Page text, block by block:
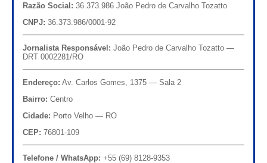
Razão Social: 36.373.986 João Pedro de Carvalho Tozatto
CNPJ: 36.373.986/0001-92
Jornalista Responsável: João Pedro de Carvalho Tozatto —
DRT 0002281/RO
Endereço: Av. Carlos Gomes, 1375 — Sala 2
Bairro: Centro
Cidade: Porto Velho — RO
CEP: 76801-109
Telefone / WhatsApp: +55 (69) 8128-9353